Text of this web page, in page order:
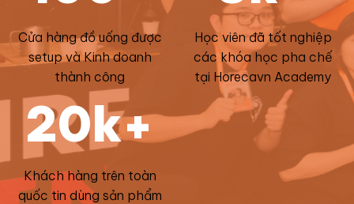
Cửa hàng đồ uống được
setup và Kinh doanh
thành công
Học viên đã tốt nghiệp
các khóa học pha chế
tại Horecavn Academy
20k+
Khách hàng trên toàn
quốc tin dùng sản phẩm